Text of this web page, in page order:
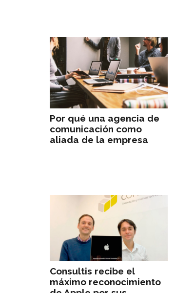
Por qué una agencia de
comunicación como
aliada de la empresa
Consultis recibe el
máximo reconocimiento